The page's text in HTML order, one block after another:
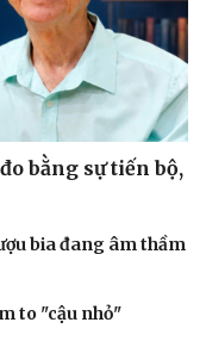
bằng sự tiến bộ,
bia đang âm thầm
to "cậu nhỏ"